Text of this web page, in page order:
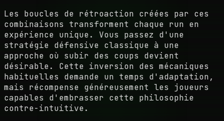
Les boucles de rétroaction créées par ces
combinaisons transforment chaque run en
expérience unique. Vous passez d'une
stratégie défensive classique à une
approche où subir des coups devient
désirable. Cette inversion des mécaniques
habituelles demande un temps d'adaptation,
mais récompense généreusement les joueurs
capables d'embrasser cette philosophie
contre-intuitive.